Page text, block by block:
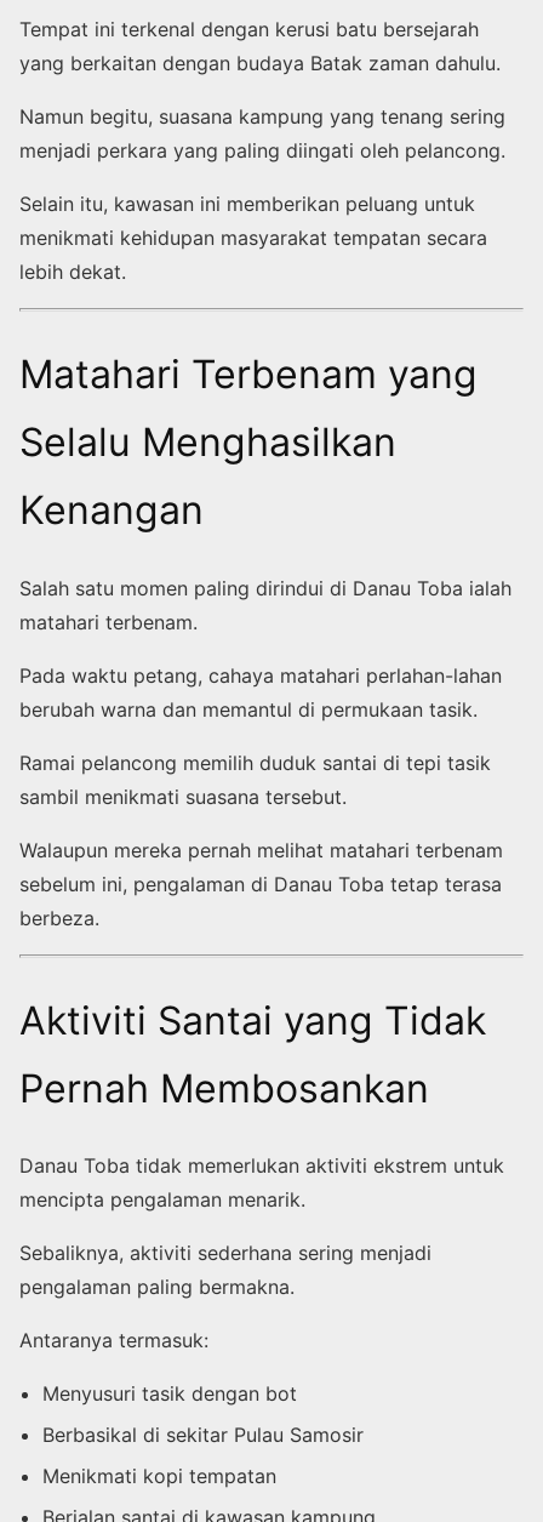
Tempat ini terkenal dengan kerusi batu bersejarah
yang berkaitan dengan budaya Batak zaman dahulu.
Namun begitu, suasana kampung yang tenang sering
menjadi perkara yang paling diingati oleh pelancong.
Selain itu, kawasan ini memberikan peluang untuk
menikmati kehidupan masyarakat tempatan secara
lebih dekat.
Matahari Terbenam yang
Selalu Menghasilkan
Kenangan
Salah satu momen paling dirindui di Danau Toba ialah
matahari terbenam.
Pada waktu petang, cahaya matahari perlahan-lahan
berubah warna dan memantul di permukaan tasik.
Ramai pelancong memilih duduk santai di tepi tasik
sambil menikmati suasana tersebut.
Walaupun mereka pernah melihat matahari terbenam
sebelum ini, pengalaman di Danau Toba tetap terasa
berbeza.
Aktiviti Santai yang Tidak
Pernah Membosankan
Danau Toba tidak memerlukan aktiviti ekstrem untuk
mencipta pengalaman menarik.
Sebaliknya, aktiviti sederhana sering menjadi
pengalaman paling bermakna.
Antaranya termasuk:
Menyusuri tasik dengan bot
Berbasikal di sekitar Pulau Samosir
Menikmati kopi tempatan